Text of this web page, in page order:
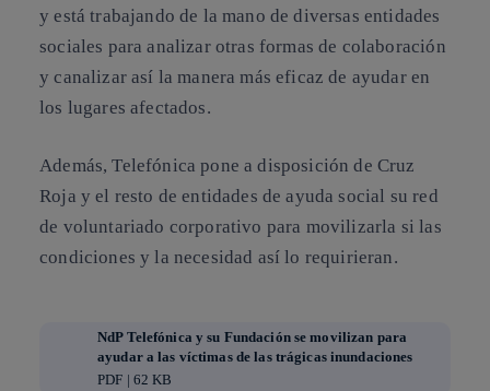
y está trabajando de la mano de diversas entidades
sociales para analizar otras formas de colaboración
y canalizar así la manera más eficaz de ayudar en
los lugares afectados.
Además, Telefónica pone a disposición de Cruz
Roja y el resto de entidades de ayuda social su red
de voluntariado corporativo para movilizarla si las
condiciones y la necesidad así lo requirieran.
NdP Telefónica y su Fundación se movilizan para
ayudar a las víctimas de las trágicas inundaciones
PDF | 62 KB